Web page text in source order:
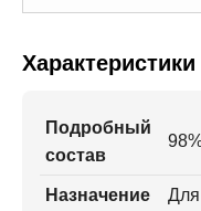
Характеристики
Подробный
состав
Назначение
Для